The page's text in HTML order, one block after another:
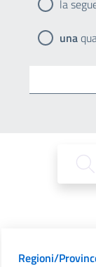
la
una
Regioni/